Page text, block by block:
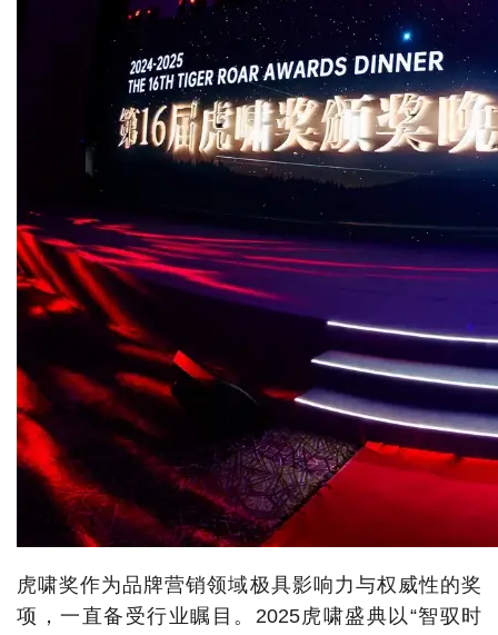
虎啸奖作为品牌营销领域极具影响力与权威性的奖
项，一直备受行业瞩目。2025虎啸盛典以“智驭时